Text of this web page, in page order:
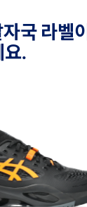
자국 라벨
요.